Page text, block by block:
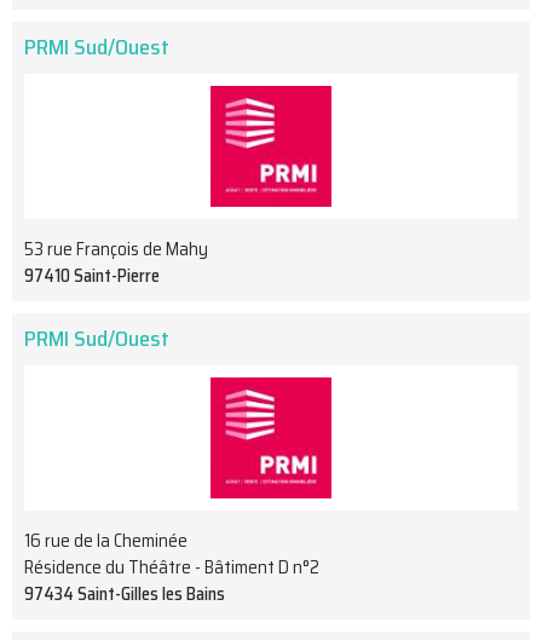
PRMI Sud/Ouest
53 rue François de Mahy
97410 Saint-Pierre
PRMI Sud/Ouest
16 rue de la Cheminée
Résidence du Théâtre - Bâtiment D n°2
97434 Saint-Gilles les Bains